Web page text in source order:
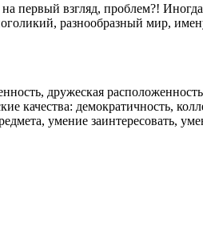
первый взгляд, проблем?!
разнообразный мир,
дружеская
качества: демократичность,
умение заинтересовать,